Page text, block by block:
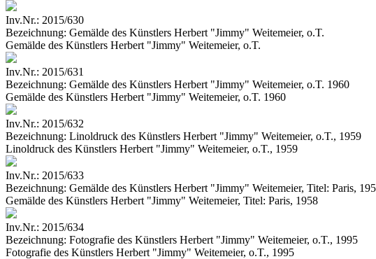
Inv.Nr.: 2015/630
Bezeichnung: Gemälde des Künstlers Herbert "Jimmy" Weitemeier, o.T.
Gemälde des Künstlers Herbert "Jimmy" Weitemeier, o.T.
Inv.Nr.: 2015/631
Bezeichnung: Gemälde des Künstlers Herbert "Jimmy" Weitemeier, o.T. 1960
Gemälde des Künstlers Herbert "Jimmy" Weitemeier, o.T. 1960
Inv.Nr.: 2015/632
Bezeichnung: Linoldruck des Künstlers Herbert "Jimmy" Weitemeier, o.T., 1959
Linoldruck des Künstlers Herbert "Jimmy" Weitemeier, o.T., 1959
Inv.Nr.: 2015/633
Bezeichnung: Gemälde des Künstlers Herbert "Jimmy" Weitemeier, Titel: Paris,
Gemälde des Künstlers Herbert "Jimmy" Weitemeier, Titel: Paris, 1958
Inv.Nr.: 2015/634
Bezeichnung: Fotografie des Künstlers Herbert "Jimmy" Weitemeier, o.T., 1995
Fotografie des Künstlers Herbert "Jimmy" Weitemeier, o.T., 1995